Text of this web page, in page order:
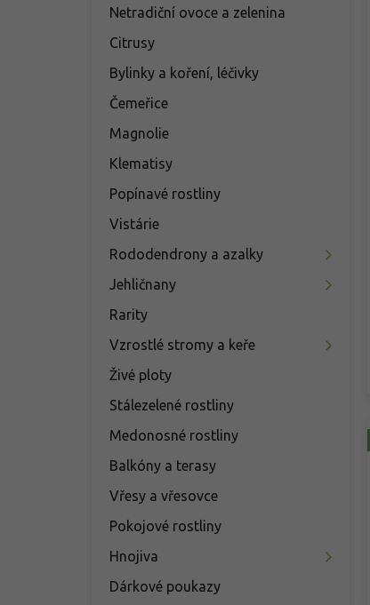
Netradiční ovoce a zelenina
Citrusy
Bylinky a koření, léčivky
Čemeřice
Magnolie
Klematisy
Popínavé rostliny
Vistárie
Rododendrony a azalky
Jehličnany
Rarity
Vzrostlé stromy a keře
Živé ploty
Stálezelené rostliny
Medonosné rostliny
Balkóny a terasy
Vřesy a vřesovce
Pokojové rostliny
Hnojiva
Dárkové poukazy